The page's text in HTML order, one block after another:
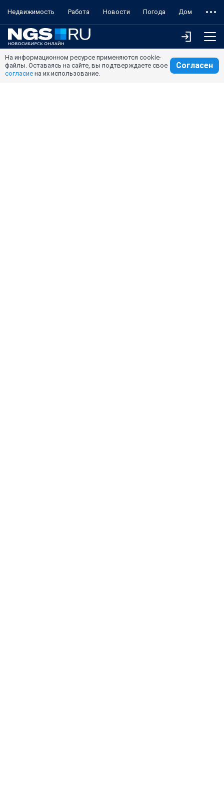
Недвижимость Работа Новости Погода Дом
На информационном ресурсе применяются cookie-
файлы. Оставаясь на сайте, вы подтверждаете свое
согласие на их использование.
Согласен